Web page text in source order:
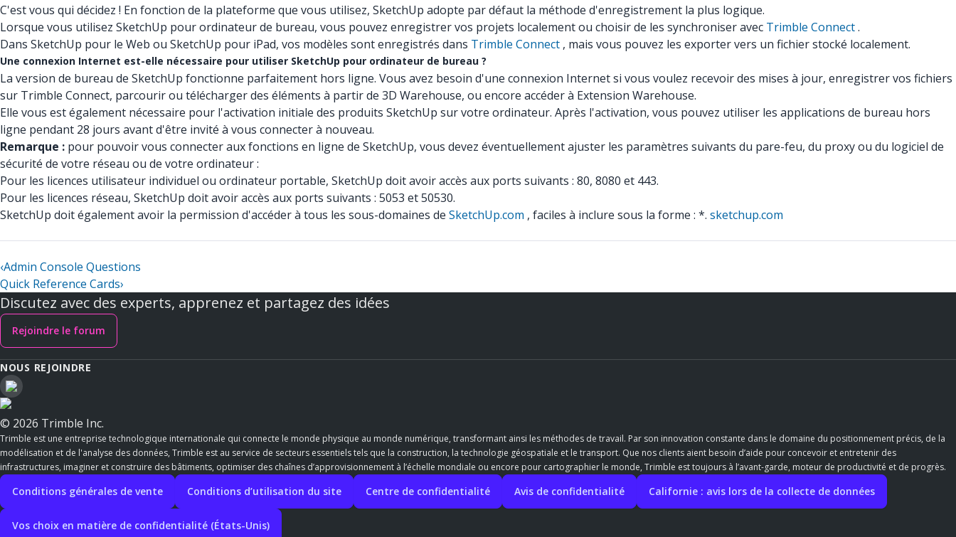
C'est vous qui décidez ! En fonction de la plateforme que vous utilisez, SketchUp adopte par défaut la méthode d'enregistrement la plus logique.
Lorsque vous utilisez SketchUp pour ordinateur de bureau, vous pouvez enregistrer vos projets localement ou choisir de les synchroniser avec Trimble Connect.
Dans SketchUp pour le Web ou SketchUp pour iPad, vos modèles sont enregistrés dans Trimble Connect , mais vous pouvez les exporter vers un fichier stocké localement.
Une connexion Internet est-elle nécessaire pour utiliser SketchUp pour ordinateur de bureau ?
La version de bureau de SketchUp fonctionne parfaitement hors ligne. Vous avez besoin d'une connexion Internet si vous voulez recevoir des mises à jour, enregistrer vos fichiers
sur Trimble Connect, parcourir ou télécharger des éléments à partir de 3D Warehouse, ou encore accéder à Extension Warehouse.
Elle vous est également nécessaire pour l'activation initiale des produits SketchUp sur votre ordinateur. Après l'activation, vous pouvez utiliser les applications de bureau hors
ligne pendant 28 jours avant d'être invité à vous connecter à nouveau.
Remarque : pour pouvoir vous connecter aux fonctions en ligne de SketchUp, vous devez éventuellement ajuster les paramètres suivants du pare-feu, du proxy ou du logiciel de
sécurité de votre réseau ou de votre ordinateur :
Pour les licences utilisateur individuel ou ordinateur portable, SketchUp doit avoir accès aux ports suivants : 80, 8080 et 443.
Pour les licences réseau, SketchUp doit avoir accès aux ports suivants : 5053 et 50530.
SketchUp doit également avoir la permission d'accéder à tous les sous-domaines de SketchUp.com , faciles à inclure sous la forme : *. sketchup.com
‹Admin Console Questions
Quick Reference Cards›
Discutez avec des experts, apprenez et partagez des idées
Rejoindre le forum
NOUS REJOINDRE
© 2026 Trimble Inc.
Trimble est une entreprise technologique internationale qui connecte le monde physique au monde numérique, transformant ainsi les méthodes de travail. Par son innovation constante dans le domaine du positionnement précis, de la
modélisation et de l'analyse des données, Trimble est au service de secteurs essentiels tels que la construction, la technologie géospatiale et le transport. Que nos clients aient besoin d’aide pour concevoir et entretenir des
infrastructures, imaginer et construire des bâtiments, optimiser des chaînes d’approvisionnement à l’échelle mondiale ou encore pour cartographier le monde, Trimble est toujours à l’avant-garde, moteur de productivité et de progrès.
Conditions générales de vente Conditions d’utilisation du site Centre de confidentialité Avis de confidentialité Californie : avis lors de la collecte de données
Vos choix en matière de confidentialité (États-Unis)